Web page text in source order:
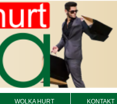
WOLKA HURT KONTAKT